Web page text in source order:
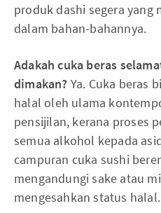
produk dashi segera yang
dalam bahan-bahannya.
Adakah cuka beras
dimakan? Ya. Cuka beras
halal oleh ulama
pensijilan, kerana proses
semua alkohol kepada
campuran cuka sushi
mengandungi sake atau
mengesahkan status halal.